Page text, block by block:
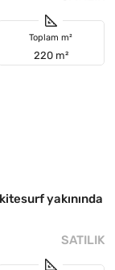
Toplam m²
220 m²
yakınında
SATILIK